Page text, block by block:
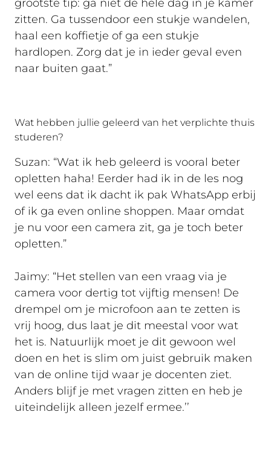
grootste tip: ga niet de hele dag in je kamer
zitten. Ga tussendoor een stukje wandelen,
haal een koffietje of ga een stukje
hardlopen. Zorg dat je in ieder geval even
naar buiten gaat.”
Wat hebben jullie geleerd van het verplichte thuis
studeren?
Suzan: “Wat ik heb geleerd is vooral beter
opletten haha! Eerder had ik in de les nog
wel eens dat ik dacht ik pak WhatsApp erbij
of ik ga even online shoppen. Maar omdat
je nu voor een camera zit, ga je toch beter
opletten.”
Jaimy: “Het stellen van een vraag via je
camera voor dertig tot vijftig mensen! De
drempel om je microfoon aan te zetten is
vrij hoog, dus laat je dit meestal voor wat
het is. Natuurlijk moet je dit gewoon wel
doen en het is slim om juist gebruik maken
van de online tijd waar je docenten ziet.
Anders blijf je met vragen zitten en heb je
uiteindelijk alleen jezelf ermee.’’